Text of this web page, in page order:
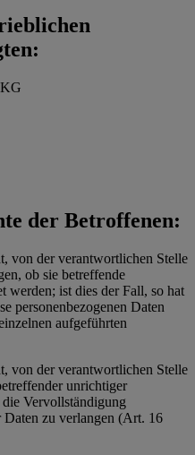
der Betroffenen:
von der verantwortlichen Stelle
ob sie betreffende
werden; ist dies der Fall, so hat
personenbezogenen Daten
aufgeführten
von der verantwortlichen Stelle
unrichtiger
Vervollständigung
Daten zu verlangen (Art. 16